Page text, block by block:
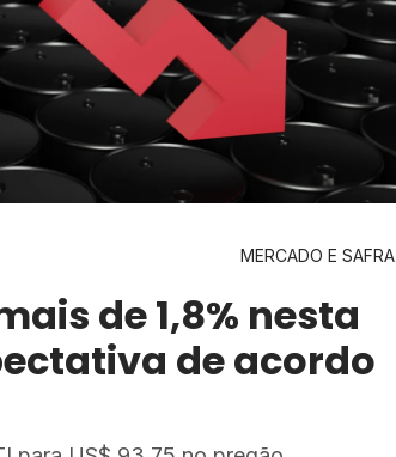
MERCADO E SAFRA
de 1,8% nesta
de acordo